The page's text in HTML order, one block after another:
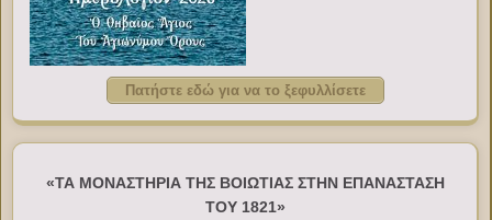
Πατήστε εδώ για να το ξεφυλλίσετε
«ΤΑ ΜΟΝΑΣΤΗΡΙΑ ΤΗΣ ΒΟΙΩΤΙΑΣ ΣΤΗΝ ΕΠΑΝΑΣΤΑΣΗ
ΤΟΥ 1821»